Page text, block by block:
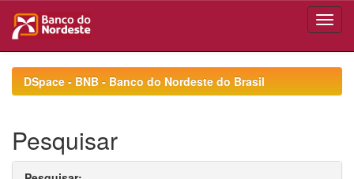
navigationDSpace - BNB - Banco do Nordeste do Brasil
Pesquisar